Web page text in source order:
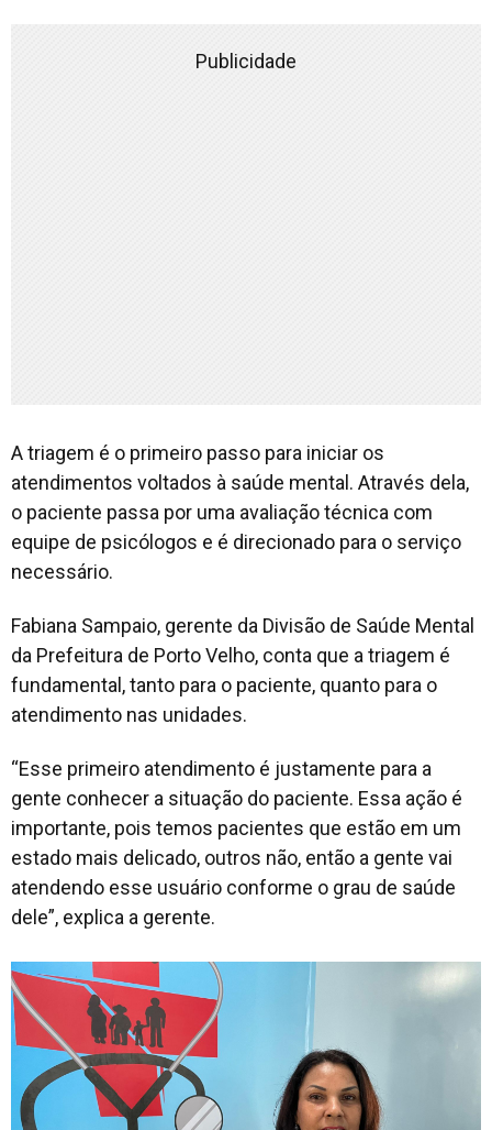
Publicidade
A triagem é o primeiro passo para iniciar os
atendimentos voltados à saúde mental. Através dela,
o paciente passa por uma avaliação técnica com
equipe de psicólogos e é direcionado para o serviço
necessário.
Fabiana Sampaio, gerente da Divisão de Saúde Mental
da Prefeitura de Porto Velho, conta que a triagem é
fundamental, tanto para o paciente, quanto para o
atendimento nas unidades.
“Esse primeiro atendimento é justamente para a
gente conhecer a situação do paciente. Essa ação é
importante, pois temos pacientes que estão em um
estado mais delicado, outros não, então a gente vai
atendendo esse usuário conforme o grau de saúde
dele”, explica a gerente.